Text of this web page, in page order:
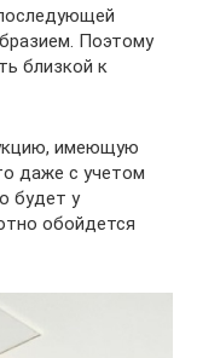
Поэтому
близкой к
имеющую
даже с учетом
будет у
обойдется